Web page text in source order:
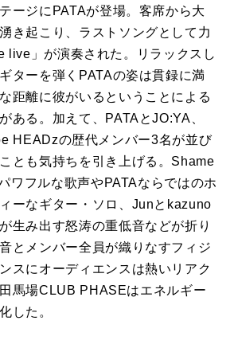
ージにPATAが登場。客席から大
き起こり、ラストソングとして力
live」が演奏された。リラックスし
ターを弾くPATAの姿は貫録に満
距離に彼がいるということによる
ある。加えて、PATAとJO:YA、
HEADzの歴代メンバー3名が並び
とも気持ちを引き上げる。Shame
ワフルな歌声やPATAならではのホ
ーなギター・ソロ、Junとkazuno
生み出す怒涛の重低音などが折り
とメンバー全員が織りなすフィジ
スにオーディエンスは熱いリアク
馬場CLUB PHASEはエネルギー
した。